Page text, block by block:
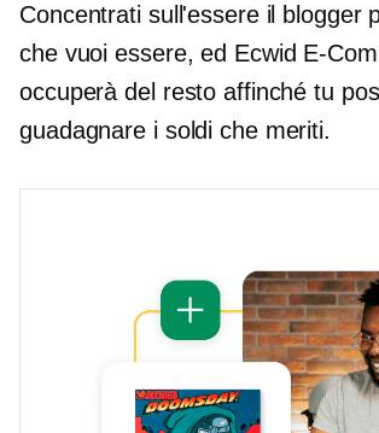
Concentrati sull'essere il blogger
che vuoi essere, ed Ecwid E-
occuperà del resto affinché tu
guadagnare i soldi che meriti.